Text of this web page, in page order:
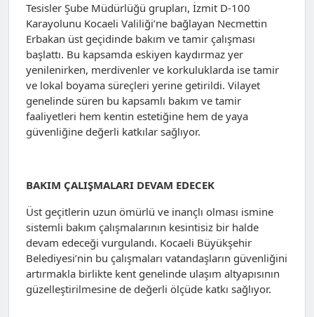
Tesisler Şube Müdürlüğü grupları, İzmit D-100
Karayolunu Kocaeli Valiliği’ne bağlayan Necmettin
Erbakan üst geçidinde bakım ve tamir çalışması
başlattı. Bu kapsamda eskiyen kaydırmaz yer
yenilenirken, merdivenler ve korkuluklarda ise tamir
ve lokal boyama süreçleri yerine getirildi. Vilayet
genelinde süren bu kapsamlı bakım ve tamir
faaliyetleri hem kentin estetiğine hem de yaya
güvenliğine değerli katkılar sağlıyor.
BAKIM ÇALIŞMALARI DEVAM EDECEK
Üst geçitlerin uzun ömürlü ve inançlı olması ismine
sistemli bakım çalışmalarının kesintisiz bir halde
devam edeceği vurgulandı. Kocaeli Büyükşehir
Belediyesi’nin bu çalışmaları vatandaşların güvenliğini
artırmakla birlikte kent genelinde ulaşım altyapısının
güzelleştirilmesine de değerli ölçüde katkı sağlıyor.